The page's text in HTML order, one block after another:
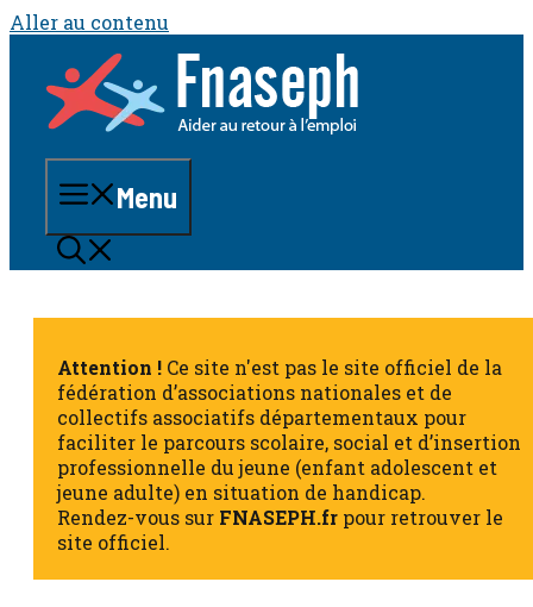
Aller au contenu
Menu
Attention ! Ce site n'est pas le site officiel de la
fédération d’associations nationales et de
collectifs associatifs départementaux pour
faciliter le parcours scolaire, social et d’insertion
professionnelle du jeune (enfant adolescent et
jeune adulte) en situation de handicap.
Rendez-vous sur FNASEPH.fr pour retrouver le
site officiel.